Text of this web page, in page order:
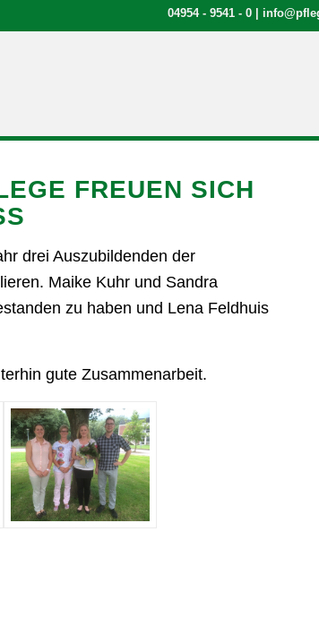
04954 - 9541 - 0
FREUEN SICH
drei Auszubildenden der
Maike Kuhr und Sandra
zu haben und Lena Feldhuis
gute Zusammenarbeit.